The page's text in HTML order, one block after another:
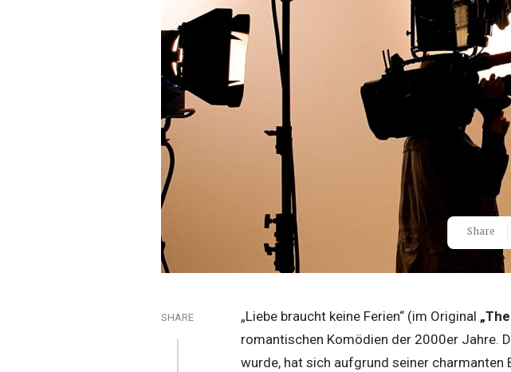
Share
SHARE „Liebe braucht keine Ferien“ (im Original
romantischen Komödien der 2000er Jahre.
wurde, hat sich aufgrund seiner